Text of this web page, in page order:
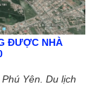
ĐƯỢC NHÀ
Yên. Du lịch